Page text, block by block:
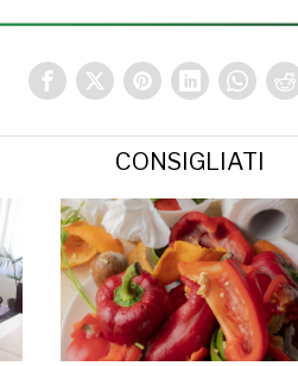
CONSIGLIATI